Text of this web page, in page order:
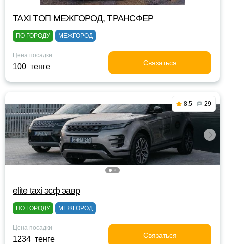
TAXI TOП МЕЖГОРОД, ТРАНСФЕР
ПО ГОРОДУ МЕЖГОРОД
Цена посадки
100 тенге Связаться
8.5 29
elite taxi эсф эавр
ПО ГОРОДУ МЕЖГОРОД
Цена посадки
1234 тенге Связаться